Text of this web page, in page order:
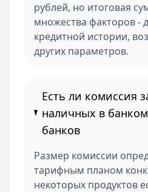
рублей, но итоговая
множества факторов -
кредитной истории,
других параметров.
Есть ли комиссия
наличных в
банков
Размер комиссии
тарифным планом
некоторых продуктов